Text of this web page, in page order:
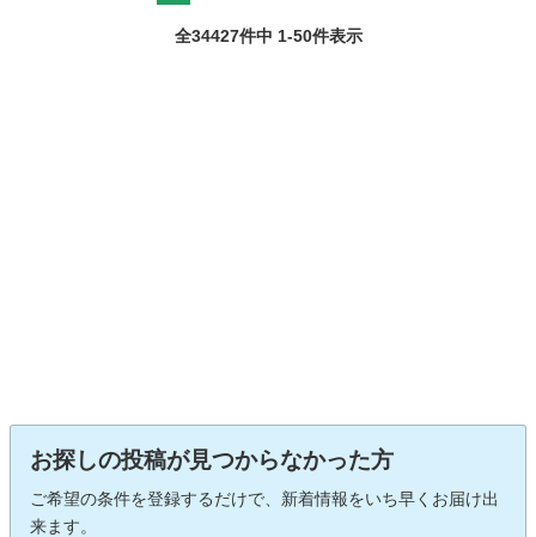
全34427件中 1-50件表示
お探しの投稿が見つからなかった方
ご希望の条件を登録するだけで、新着情報をいち早くお届け出
来ます。